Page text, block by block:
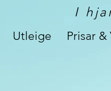
I
Utleige Prisar &